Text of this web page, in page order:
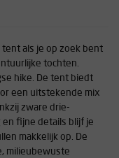
tent als je op zoek bent
tochten.
hike. De tent biedt
een uitstekende mix
zware drie-
en fijne details blijf je
makkelijk op. De
milieubewuste